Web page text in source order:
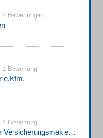
2 Bewertungen
1 Bewertung
e.Kfm.
1 Bewertung
Ratzesberger Versicherungsmakler e.K.